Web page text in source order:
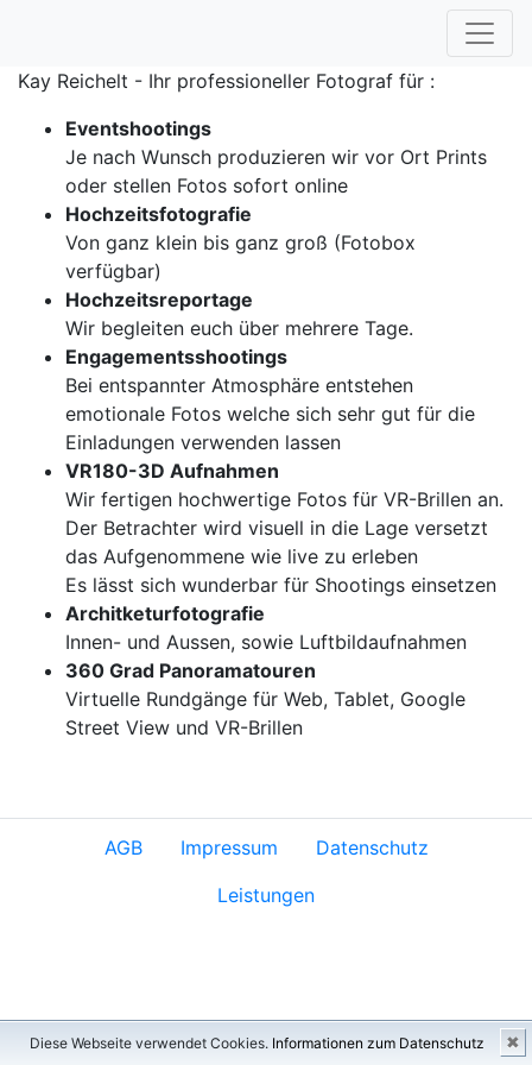
Kay Reichelt - Ihr professioneller Fotograf für :
Eventshootings
Je nach Wunsch produzieren wir vor Ort Prints
oder stellen Fotos sofort online
Hochzeitsfotografie
Von ganz klein bis ganz groß (Fotobox
verfügbar)
Hochzeitsreportage
Wir begleiten euch über mehrere Tage.
Engagementsshootings
Bei entspannter Atmosphäre entstehen
emotionale Fotos welche sich sehr gut für die
Einladungen verwenden lassen
VR180-3D Aufnahmen
Wir fertigen hochwertige Fotos für VR-Brillen an.
Der Betrachter wird visuell in die Lage versetzt
das Aufgenommene wie live zu erleben
Es lässt sich wunderbar für Shootings einsetzen
Architketurfotografie
Innen- und Aussen, sowie Luftbildaufnahmen
360 Grad Panoramatouren
Virtuelle Rundgänge für Web, Tablet, Google
Street View und VR-Brillen
AGB Impressum
Datenschutz
Leistungen
Diese Webseite verwendet Cookies. Informationen zum Datenschutz ✖